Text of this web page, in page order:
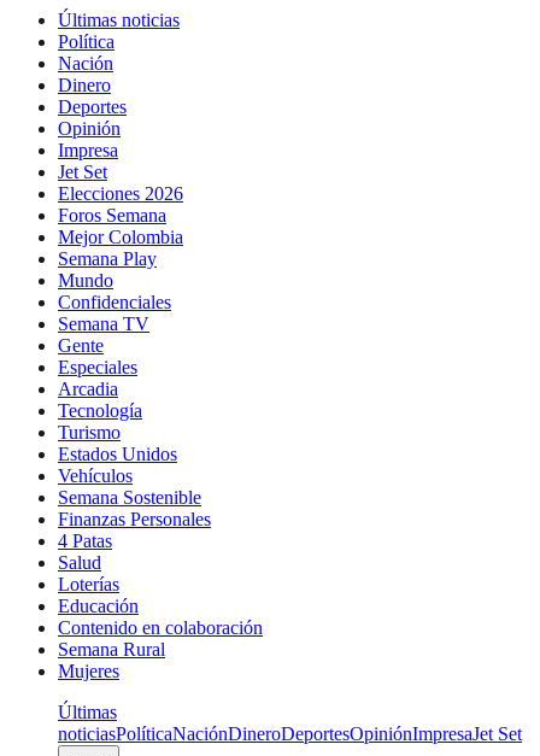
Últimas noticias
Política
Nación
Dinero
Deportes
Opinión
Impresa
Jet Set
Elecciones 2026
Foros Semana
Mejor Colombia
Semana Play
Mundo
Confidenciales
Semana TV
Gente
Especiales
Arcadia
Tecnología
Turismo
Estados Unidos
Vehículos
Semana Sostenible
Finanzas Personales
4 Patas
Salud
Loterías
Educación
Contenido en colaboración
Semana Rural
Mujeres
Últimas
noticiasPolíticaNaciónDineroDeportesOpiniónImpresaJet Set